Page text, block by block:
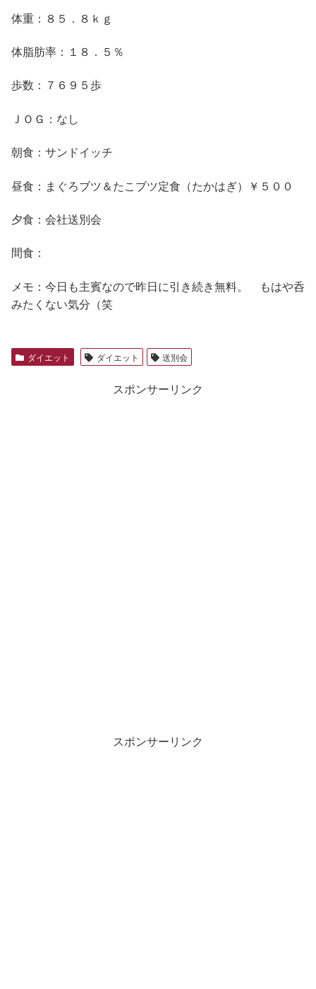
体重：８５．８ｋｇ
体脂肪率：１８．５％
歩数：７６９５歩
ＪＯＧ：なし
朝食：サンドイッチ
昼食：まぐろブツ＆たこブツ定食（たかはぎ）￥５００
夕食：会社送別会
間食：
メモ：今日も主賓なので昨日に引き続き無料。 もはや呑
みたくない気分（笑
ダイエット ダイエット 送別会
スポンサーリンク
スポンサーリンク